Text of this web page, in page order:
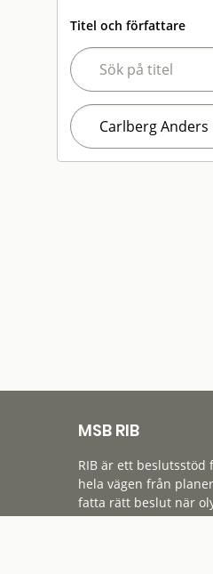
Titel och författare
MSB RIB
RIB är ett
hela vägen från
fatta rätt beslut när